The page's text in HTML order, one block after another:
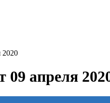
2020
09 апреля